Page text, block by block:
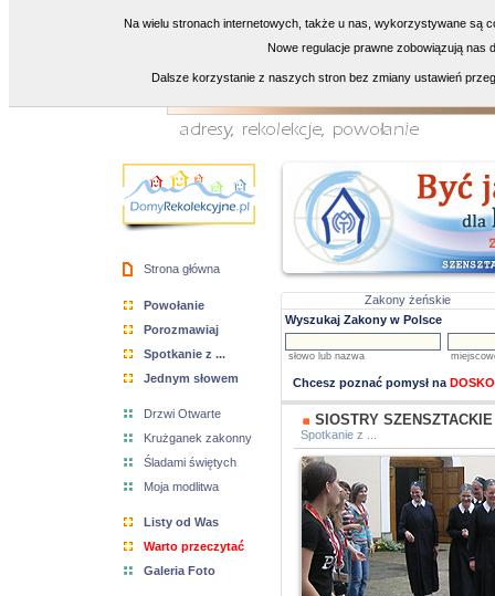
Strona główna
Powołanie
Porozmawiaj
Spotkanie z ...
Jednym słowem
Drzwi Otwarte
Krużganek zakonny
Śladami świętych
Moja modlitwa
Listy od Was
Warto przeczytać
Galeria Foto
Zakony żeńskie
Wyszukaj Zakony w Polsce
słowo lub nazwa
Chcesz poznać pomysł na
SIOSTRY SZENSZTACKIE
Spotkanie z ...
Na wielu stronach internetowych, także u nas, wykorzystywane są
Nowe regulacje prawne zobowiązują nas
Dalsze korzystanie z naszych stron bez zmiany ustawień